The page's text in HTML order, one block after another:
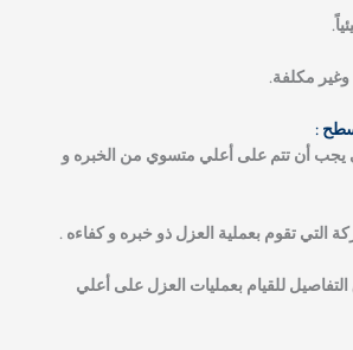
وغير مكلفة.
:
يجب أن تتم على أعلي متسوي من الخبره و
تقوم بعملية العزل ذو خبره و كفاءه .
التفاصيل للقيام بعمليات العزل على أعلي